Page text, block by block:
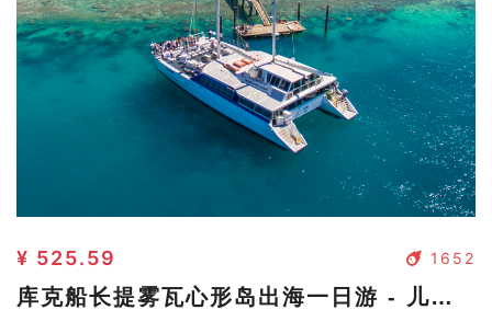
1652
¥ 525.59
库克船长提雾瓦心形岛出海一日游 - 儿童（3-15岁）